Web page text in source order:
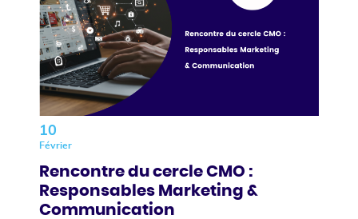
10
Février
Rencontre du cercle CMO :
Responsables Marketing &
Communication